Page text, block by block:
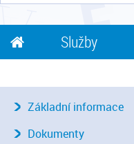
Služby
Základní informace
Dokumenty